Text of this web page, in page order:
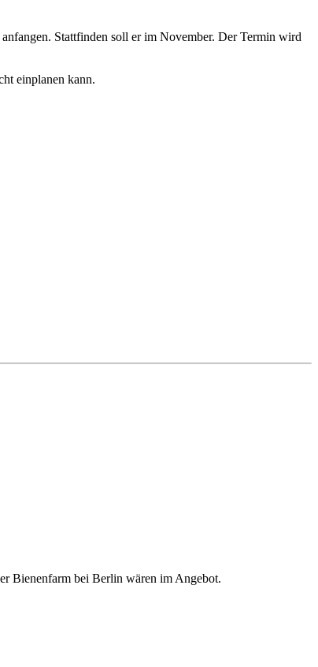
Stattfinden soll er im November. Der Termin wird
einplanen kann.
Bienenfarm bei Berlin wären im Angebot.